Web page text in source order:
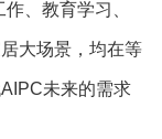
、教育学习、
大场景，均在等
未来的需求